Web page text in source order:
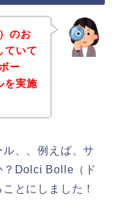
のお
ていて
ー
を実施
、、例えば、サ
？Dolci Bolle（ド
とにしました！